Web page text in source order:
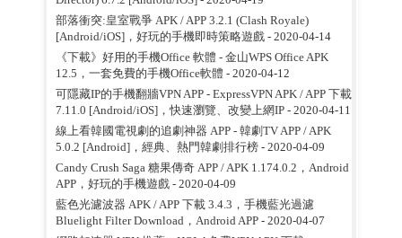
部落衝突:皇室戰爭 APK / APP 3.2.1 (Clash Royale)
[Android/iOS]，好玩的手機即時策略遊戲- 2020-04-14
《下載》好用的手機Office 軟體 - 金山WPS Office APK
12.5，一套免費的手機Office軟體 - 2020-04-12
可隱藏IP的手機翻牆VPN APP - ExpressVPN APK / APP 下載
7.11.0 [Android/iOS]，快速瀏覽、改變上網IP- 2020-04-11
線上看韓國電視劇的追劇神器 APP - 韓劇TV APP / APK
5.0.2 [Android]，經典、熱門韓劇排行榜- 2020-04-09
Candy Crush Saga 糖果傳奇 APP / APK 1.174.0.2，Android
APP，好玩的手機遊戲- 2020-04-09
藍色光濾波器 APK / APP 下載 3.4.3，手機藍光過濾
Bluelight Filter Download，Android APP- 2020-04-07